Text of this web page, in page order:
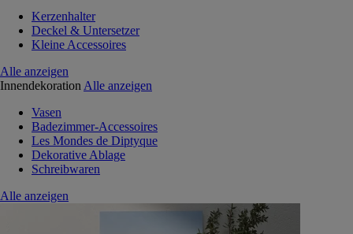
Kerzenhalter
Deckel & Untersetzer
Kleine Accessoires
Alle anzeigen
Innendekoration Alle anzeigen
Vasen
Badezimmer-Accessoires
Les Mondes de Diptyque
Dekorative Ablage
Schreibwaren
Alle anzeigen